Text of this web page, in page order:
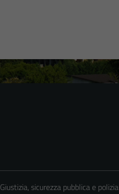
Giustizia, sicurezza pubblica e polizia